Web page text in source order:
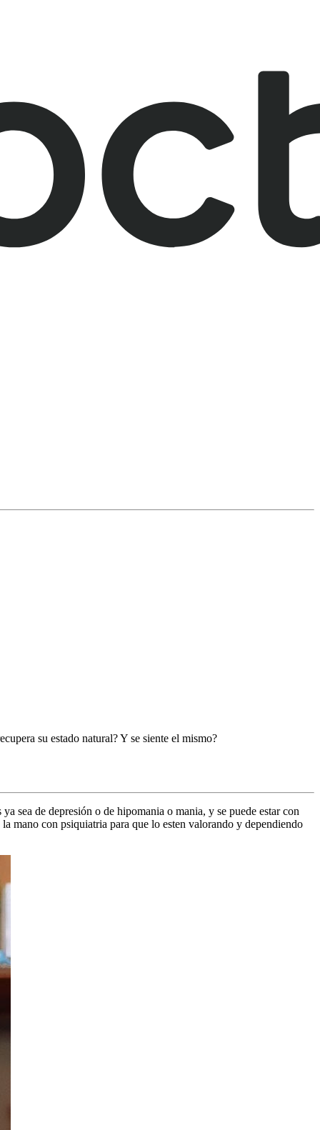
su estado natural? Y se siente el mismo?
sea de depresión o de hipomania o mania, y se puede estar con
mano con psiquiatria para que lo esten valorando y dependiendo